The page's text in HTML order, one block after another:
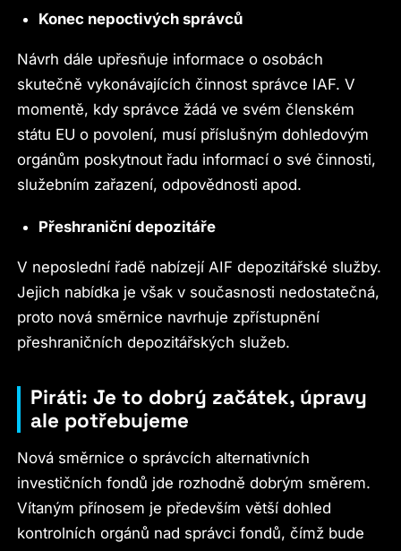
Konec nepoctivých správců
Návrh dále upřesňuje informace o osobách
skutečně vykonávajících činnost správce IAF. V
momentě, kdy správce žádá ve svém členském
státu EU o povolení, musí příslušným dohledovým
orgánům poskytnout řadu informací o své činnosti,
služebním zařazení, odpovědnosti apod.
Přeshraniční depozitáře
V neposlední řadě nabízejí AIF depozitářské služby.
Jejich nabídka je však v současnosti nedostatečná,
proto nová směrnice navrhuje zpřístupnění
přeshraničních depozitářských služeb.
Piráti: Je to dobrý začátek, úpravy
ale potřebujeme
Nová směrnice o správcích alternativních
investičních fondů jde rozhodně dobrým směrem.
Vítaným přínosem je především větší dohled
kontrolních orgánů nad správci fondů, čímž bude